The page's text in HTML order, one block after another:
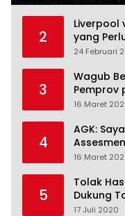
2
Liverpool
yang
24 Februari
3
Wagub
Pemprov
16 Maret
4
AGK:
16 Maret
5
Tolak
Dukung
17 Juli 2020